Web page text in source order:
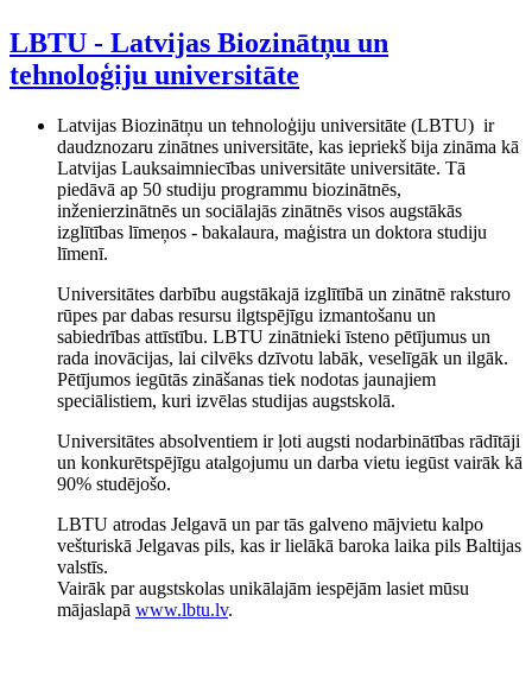
LBTU - Latvijas Biozinātņu un
tehnoloģiju universitāte
Latvijas Biozinātņu un tehnoloģiju universitāte (LBTU) ir
daudznozaru zinātnes universitāte, kas iepriekš bija zināma kā
Latvijas Lauksaimniecības universitāte universitāte. Tā
piedāvā ap 50 studiju programmu biozinātnēs,
inženierzinātnēs un sociālajās zinātnēs visos augstākās
izglītības līmeņos - bakalaura, maģistra un doktora studiju
līmenī.
Universitātes darbību augstākajā izglītībā un zinātnē raksturo
rūpes par dabas resursu ilgtspējīgu izmantošanu un
sabiedrības attīstību. LBTU zinātnieki īsteno pētījumus un
rada inovācijas, lai cilvēks dzīvotu labāk, veselīgāk un ilgāk.
Pētījumos iegūtās zināšanas tiek nodotas jaunajiem
speciālistiem, kuri izvēlas studijas augstskolā.
Universitātes absolventiem ir ļoti augsti nodarbinātības rādītāji
un konkurētspējīgu atalgojumu un darba vietu iegūst vairāk kā
90% studējošo.
LBTU atrodas Jelgavā un par tās galveno mājvietu kalpo
vešturiskā Jelgavas pils, kas ir lielākā baroka laika pils Baltijas
valstīs.
Vairāk par augstskolas unikālajām iespējām lasiet mūsu
mājaslapā www.lbtu.lv.